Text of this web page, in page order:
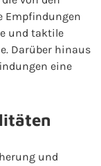
Empfindungen
und taktile
Darüber hinaus
eine
und